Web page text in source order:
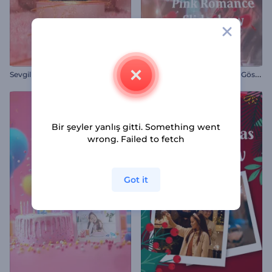
T
oz Pembe Romantik Slayt Gösterisi
Bir şeyler yanlış gitti. Something went
wrong. Failed to fetch
Got it